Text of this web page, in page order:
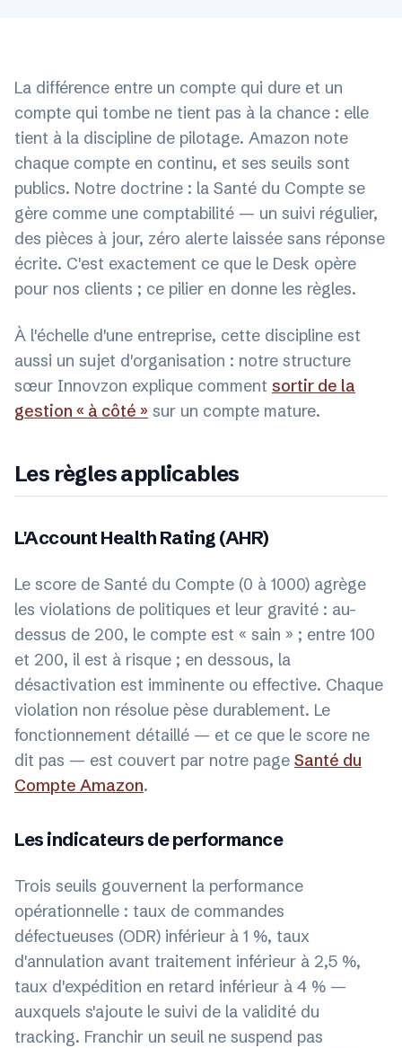
La différence entre un compte qui dure et un
compte qui tombe ne tient pas à la chance : elle
tient à la discipline de pilotage. Amazon note
chaque compte en continu, et ses seuils sont
publics. Notre doctrine : la Santé du Compte se
gère comme une comptabilité — un suivi régulier,
des pièces à jour, zéro alerte laissée sans réponse
écrite. C'est exactement ce que le Desk opère
pour nos clients ; ce pilier en donne les règles.
À l'échelle d'une entreprise, cette discipline est
aussi un sujet d'organisation : notre structure
sœur Innovzon explique comment sortir de la
gestion « à côté » sur un compte mature.
Les règles applicables
L'Account Health Rating (AHR)
Le score de Santé du Compte (0 à 1000) agrège
les violations de politiques et leur gravité : au-
dessus de 200, le compte est « sain » ; entre 100
et 200, il est à risque ; en dessous, la
désactivation est imminente ou effective. Chaque
violation non résolue pèse durablement. Le
fonctionnement détaillé — et ce que le score ne
dit pas — est couvert par notre page Santé du
Compte Amazon.
Les indicateurs de performance
Trois seuils gouvernent la performance
opérationnelle : taux de commandes
défectueuses (ODR) inférieur à 1 %, taux
d'annulation avant traitement inférieur à 2,5 %,
taux d'expédition en retard inférieur à 4 % —
auxquels s'ajoute le suivi de la validité du
tracking. Franchir un seuil ne suspend pas